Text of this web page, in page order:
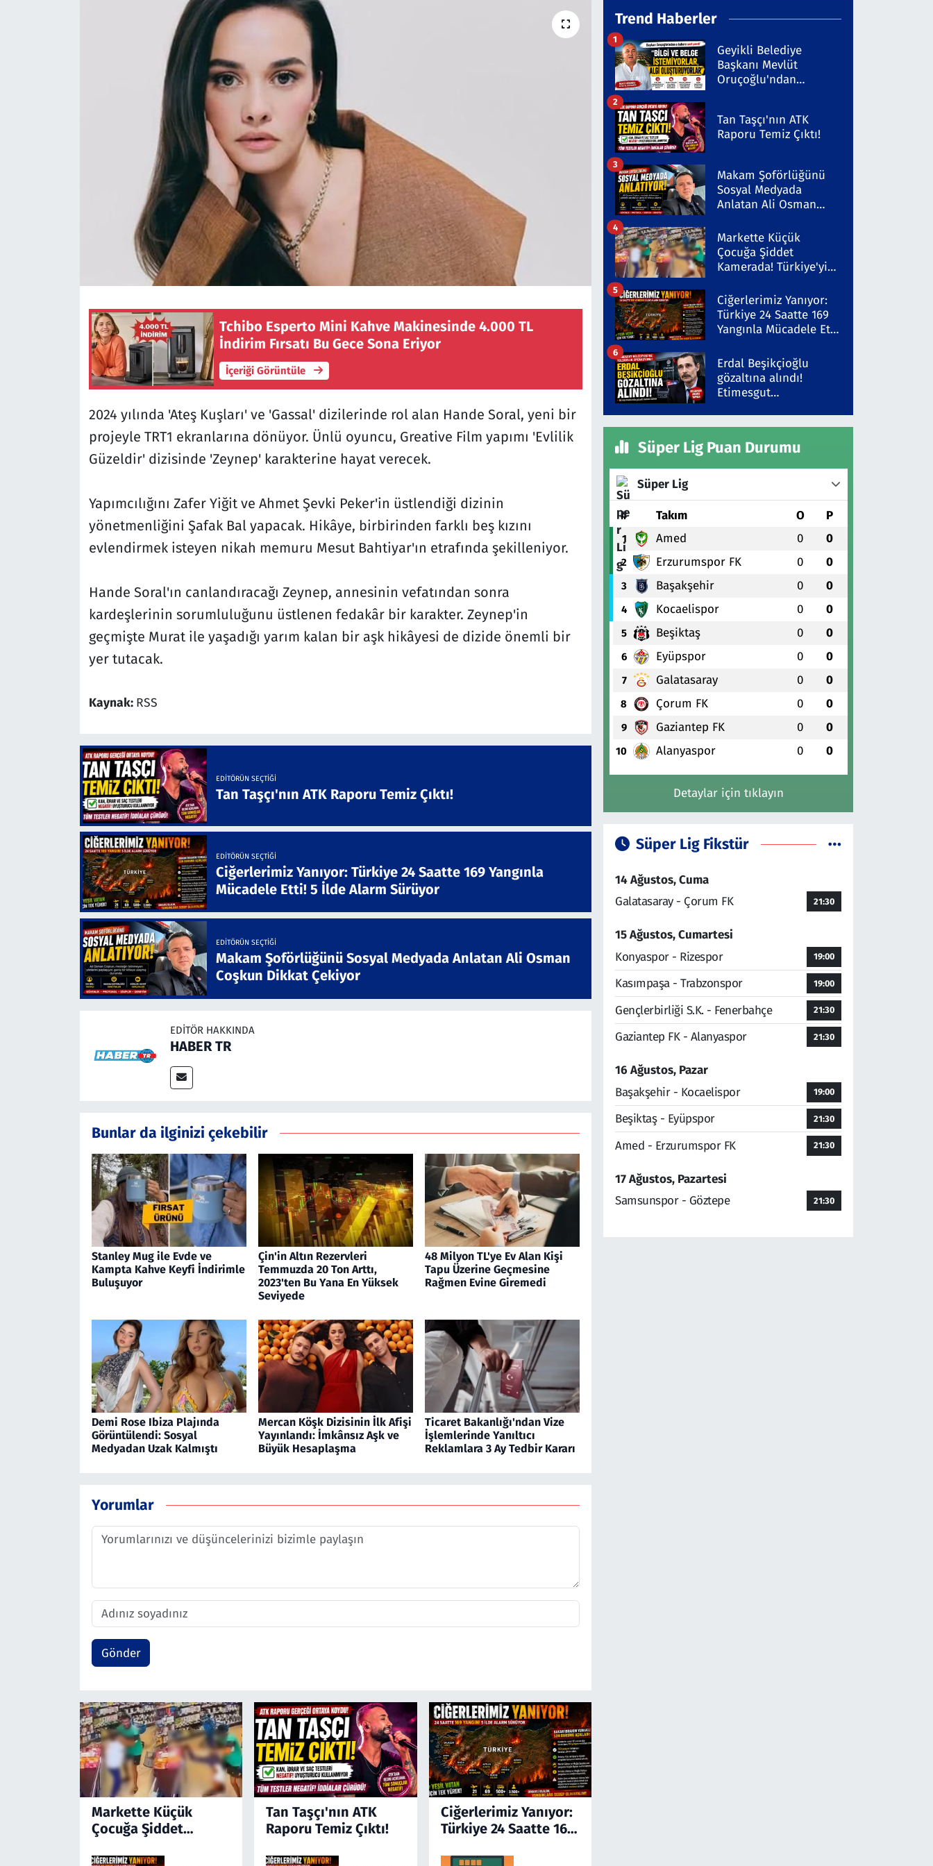
Tchibo Esperto Mini Kahve Makinesinde 4.000 TL
İndirim Fırsatı Bu Gece Sona Eriyor
İçeriği Görüntüle
2024 yılında 'Ateş Kuşları' ve 'Gassal' dizilerinde rol alan Hande Soral, yeni bir
projeyle TRT1 ekranlarına dönüyor. Ünlü oyuncu, Greative Film yapımı 'Evlilik
Güzeldir' dizisinde 'Zeynep' karakterine hayat verecek.
Yapımcılığını Zafer Yiğit ve Ahmet Şevki Peker'in üstlendiği dizinin
yönetmenliğini Şafak Bal yapacak. Hikâye, birbirinden farklı beş kızını
evlendirmek isteyen nikah memuru Mesut Bahtiyar'ın etrafında şekilleniyor.
Hande Soral'ın canlandıracağı Zeynep, annesinin vefatından sonra
kardeşlerinin sorumluluğunu üstlenen fedakâr bir karakter. Zeynep'in
geçmişte Murat ile yaşadığı yarım kalan bir aşk hikâyesi de dizide önemli bir
yer tutacak.
Kaynak: RSS
EDITÖRÜN SEÇTIĞI
Tan Taşçı'nın ATK Raporu Temiz Çıktı!
EDITÖRÜN SEÇTIĞI
Ciğerlerimiz Yanıyor: Türkiye 24 Saatte 169 Yangınla
Mücadele Etti! 5 İlde Alarm Sürüyor
EDITÖRÜN SEÇTIĞI
Makam Şoförlüğünü Sosyal Medyada Anlatan Ali Osman
Coşkun Dikkat Çekiyor
EDITÖR HAKKINDA
HABER TR
Bunlar da ilginizi çekebilir
Stanley Mug ile Evde ve
Kampta Kahve Keyfi İndirimle
Buluşuyor
Çin'in Altın Rezervleri
Temmuzda 20 Ton Arttı,
2023'ten Bu Yana En Yüksek
Seviyede
48 Milyon TL'ye Ev Alan Kişi
Tapu Üzerine Geçmesine
Rağmen Evine Giremedi
Demi Rose Ibiza Plajında
Görüntülendi: Sosyal
Medyadan Uzak Kalmıştı
Mercan Köşk Dizisinin İlk Afişi
Yayınlandı: İmkânsız Aşk ve
Büyük Hesaplaşma
Ticaret Bakanlığı'ndan Vize
İşlemlerinde Yanıltıcı
Reklamlara 3 Ay Tedbir Kararı
Yorumlar
Gönder
Markette Küçük
Çocuğa Şiddet
Ayağa Kaldıran
Tan Taşçı'nın ATK
Raporu Temiz Çıktı!
Ciğerlerimiz Yanıyor:
Türkiye 24 Saatte 169
Etti! 5 İlde Alarm
Trend Haberler
Geyikli Belediye
Başkanı Mevlüt
Oruçoğlu'ndan
1
Tan Taşçı'nın ATK
Raporu Temiz Çıktı!
2
Makam Şoförlüğünü
Sosyal Medyada
Anlatan Ali Osman
3
Markette Küçük
Çocuğa Şiddet
Kamerada! Türkiye'yi
Şüpheli Gözaltında
4
Ciğerlerimiz Yanıyor:
Türkiye 24 Saatte 169
Yangınla Mücadele Etti!
5
Erdal Beşikçioğlu
gözaltına alındı!
Etimesgut
6
Süper Lig Puan Durumu
Süper Lig
# Takım O P
1 Amed 0 0
2 Erzurumspor FK 0 0
3 Başakşehir 0 0
4 Kocaelispor 0 0
5 Beşiktaş 0 0
6 Eyüpspor 0 0
7 Galatasaray 0 0
8 Çorum FK 0 0
9 Gaziantep FK 0 0
10 Alanyaspor 0 0
Detaylar için tıklayın
Süper Lig Fikstür
14 Ağustos, Cuma
Galatasaray - Çorum FK
21:30
15 Ağustos, Cumartesi
Konyaspor - Rizespor
19:00
Kasımpaşa - Trabzonspor 19:00
Gençlerbirliği S.K. - Fenerbahçe 21:30
Gaziantep FK - Alanyaspor 21:30
16 Ağustos, Pazar
Başakşehir - Kocaelispor
19:00
Beşiktaş - Eyüpspor 21:30
Amed - Erzurumspor FK 21:30
17 Ağustos, Pazartesi
Samsunspor - Göztepe
21:30